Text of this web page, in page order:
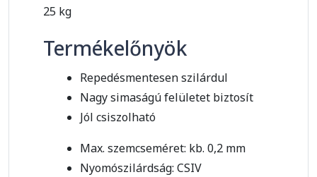
25 kg
Termékelőnyök
Repedésmentesen szilárdul
Nagy simaságú felületet biztosít
Jól csiszolható
Max. szemcseméret: kb. 0,2 mm
Nyomószilárdság: CSIV